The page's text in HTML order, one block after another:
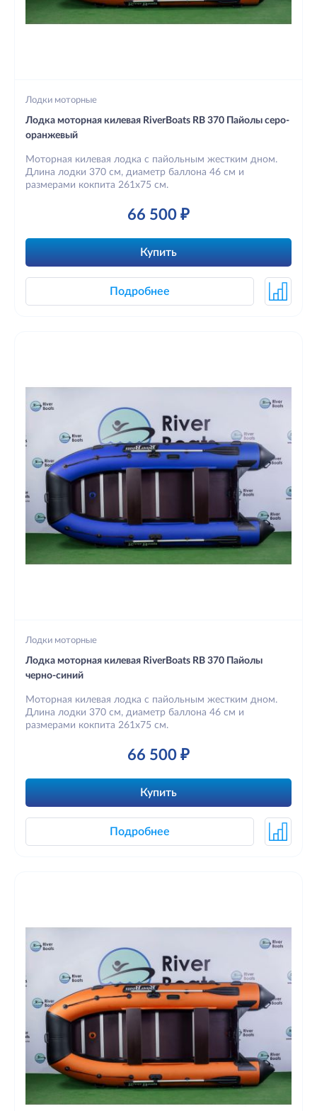
Лодки моторные
Лодка моторная килевая RiverBoats RB 370 Пайолы серо-
оранжевый
Моторная килевая лодка с пайольным жестким дном.
Длина лодки 370 см, диаметр баллона 46 см и
размерами кокпита 261х75 см.
66 500 ₽
Купить
Подробнее
Лодки моторные
Лодка моторная килевая RiverBoats RB 370 Пайолы
черно-синий
Моторная килевая лодка с пайольным жестким дном.
Длина лодки 370 см, диаметр баллона 46 см и
размерами кокпита 261х75 см.
66 500 ₽
Купить
Подробнее